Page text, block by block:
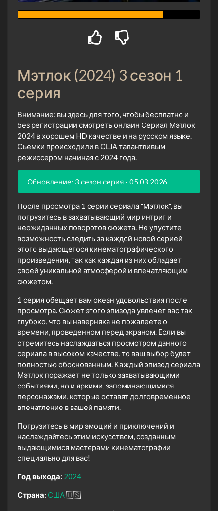
Мэтлок (2024) 3 сезон 1
серия
Внимание: вы здесь для того, чтобы бесплатно и
без регистрации смотреть онлайн Сериал Мэтлок
2024 в хорошем HD качестве и на русском языке.
Сьемки происходили в США талантливым
режиссером начиная с 2024 года.
Обновление: 3 сезон серия - 05.03.2026
После просмотра 1 серии сериала "Мэтлок", вы
погрузитесь в захватывающий мир интриг и
неожиданных поворотов сюжета. Не упустите
возможность следить за каждой новой серией
этого выдающегося кинематографического
произведения, так как каждая из них обладает
своей уникальной атмосферой и впечатляющим
сюжетом.
1 серия обещает вам океан удовольствия после
просмотра. Сюжет этого эпизода увлечет вас так
глубоко, что вы наверняка не пожалеете о
времени, проведенном перед экраном. Если вы
стремитесь наслаждаться просмотром данного
сериала в высоком качестве, то ваш выбор будет
полностью обоснованным. Каждый эпизод сериала
Мэтлок поражает не только захватывающими
событиями, но и яркими, запоминающимися
персонажами, которые оставят долговременное
впечатление в вашей памяти.
Погрузитесь в мир эмоций и приключений и
наслаждайтесь этим искусством, созданным
выдающимися мастерами кинематографии
специально для вас!
Год выхода: 2024
Страна: США🇺🇸